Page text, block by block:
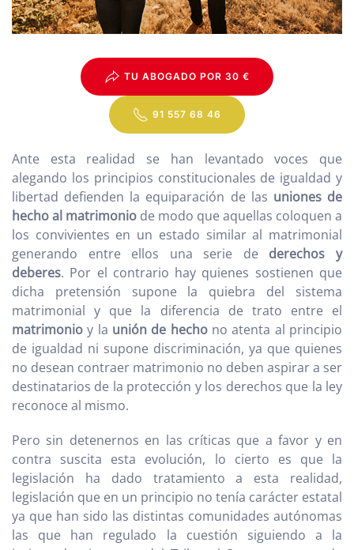
TU ABOGADO POR 30 €
91 557 68 46
Ante esta realidad se han levantado voces que
alegando los principios constitucionales de igualdad y
libertad defienden la equiparación de las uniones de
hecho al matrimonio de modo que aquellas coloquen a
los convivientes en un estado similar al matrimonial
generando entre ellos una serie de derechos y
deberes. Por el contrario hay quienes sostienen que
dicha pretensión supone la quiebra del sistema
matrimonial y que la diferencia de trato entre el
matrimonio y la unión de hechono atenta al principio
de igualdad ni supone discriminación, ya que quienes
no desean contraer matrimonio no deben aspirar a ser
destinatarios de la protección y los derechos que la ley
reconoce al mismo.
Pero sin detenernos en las críticas que a favor y en
contra suscita esta evolución, lo cierto es que la
legislación ha dado tratamiento a esta realidad,
legislación que en un principio no tenía carácter estatal
ya que han sido las distintas comunidades autónomas
las que han regulado la cuestión siguiendo a la